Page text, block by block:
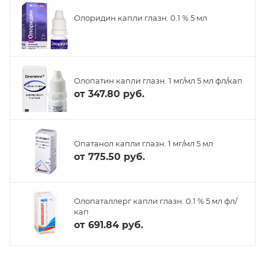
Олоридин капли глазн. 0.1 % 5 мл
Олопатин капли глазн. 1 мг/мл 5 мл фл/кап
от 347.80 руб.
Опатанол капли глазн. 1 мг/мл 5 мл
от 775.50 руб.
Олопаталлерг капли глазн. 0.1 % 5 мл фл/
кап
от 691.84 руб.